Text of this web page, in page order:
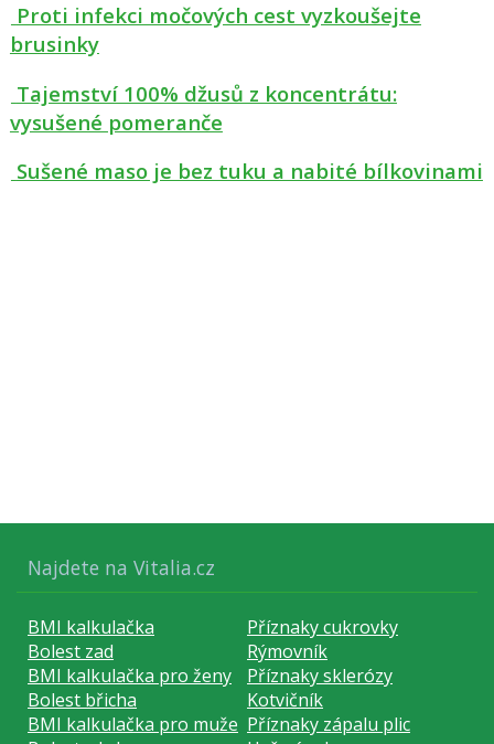
Proti infekci močových cest vyzkoušejte
brusinky
Tajemství 100% džusů z koncentrátu:
vysušené pomeranče
Sušené maso je bez tuku a nabité bílkovinami
Najdete na Vitalia.cz
BMI kalkulačka
Příznaky cukrovky
Bolest zad
Rýmovník
BMI kalkulačka pro ženy
Příznaky sklerózy
Bolest břicha
Kotvičník
BMI kalkulačka pro muže Příznaky zápalu plic